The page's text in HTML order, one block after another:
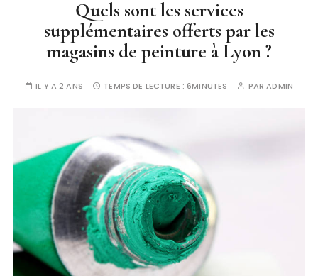
Quels sont les services
supplémentaires offerts par les
magasins de peinture à Lyon ?
IL Y A 2 ANS TEMPS DE LECTURE :6MINUTES PARADMIN